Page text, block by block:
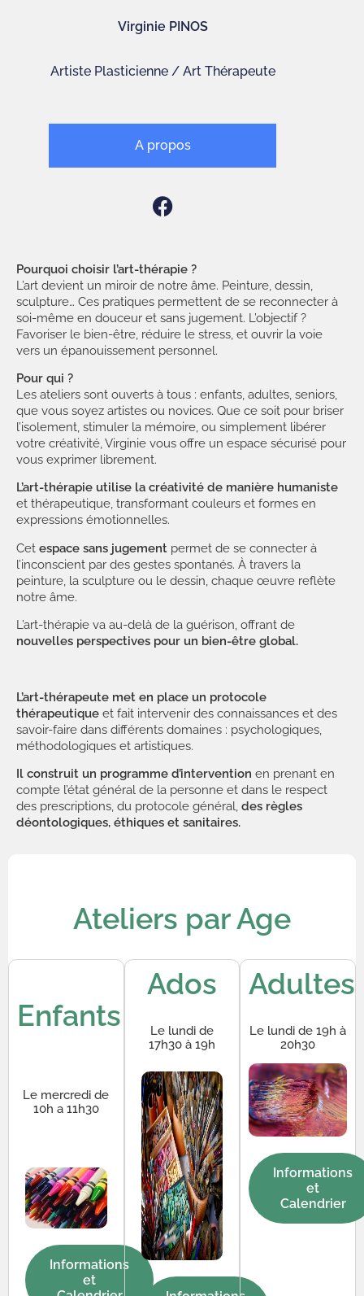
Virginie PINOS
Artiste Plasticienne / Art Thérapeute
A propos
Pourquoi choisir l’art-thérapie ?
L’art devient un miroir de notre âme. Peinture, dessin,
sculpture… Ces pratiques permettent de se reconnecter à
soi-même en douceur et sans jugement. L’objectif ?
Favoriser le bien-être, réduire le stress, et ouvrir la voie
vers un épanouissement personnel.
Pour qui ?
Les ateliers sont ouverts à tous : enfants, adultes, seniors,
que vous soyez artistes ou novices. Que ce soit pour briser
l’isolement, stimuler la mémoire, ou simplement libérer
votre créativité, Virginie vous offre un espace sécurisé pour
vous exprimer librement.
L’art-thérapie utilise la créativité de manière humaniste
et thérapeutique, transformant couleurs et formes en
expressions émotionnelles.
Cet espace sans jugement permet de se connecter à
l’inconscient par des gestes spontanés. À travers la
peinture, la sculpture ou le dessin, chaque œuvre reflète
notre âme.
L’art-thérapie va au-delà de la guérison, offrant de
nouvelles perspectives pour un bien-être global.
L’art-thérapeute met en place un protocole
thérapeutique et fait intervenir des connaissances et des
savoir-faire dans différents domaines : psychologiques,
méthodologiques et artistiques.
Il construit un programme d’intervention en prenant en
compte l’état général de la personne et dans le respect
des prescriptions, du protocole général, des règles
déontologiques, éthiques et sanitaires.
Ateliers par Age
Enfants
Le mercredi de
10h a 11h30
Informations
et
Ados
Le lundi de
17h30 à 19h
Adultes
Le lundi de 19h à
20h30
Informations
et
Calendrier